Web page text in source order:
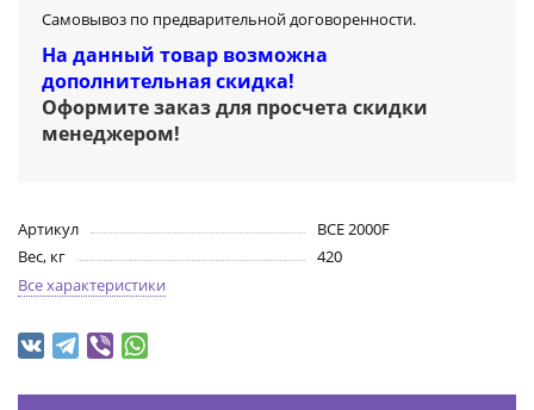
Самовывоз по предварительной договоренности.
На данный товар возможна
дополнительная скидка!
Оформите заказ для просчета скидки
менеджером!
Артикул
BCE 2000F
Вес, кг
420
Все характеристики